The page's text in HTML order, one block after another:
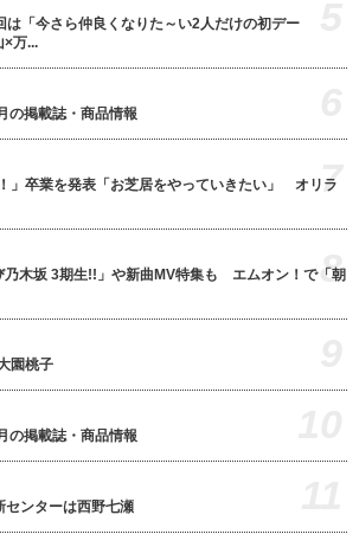
は「今さら仲良くなりた～い2人だけの初デー
×万...
の掲載誌・商品情報
」卒業を発表「お芝居をやっていきたい」 オリラ
7
乃木坂 3期生!!」や新曲MV特集も エムオン！で「朝
8
園桃子
の掲載誌・商品情報
センターは西野七瀬